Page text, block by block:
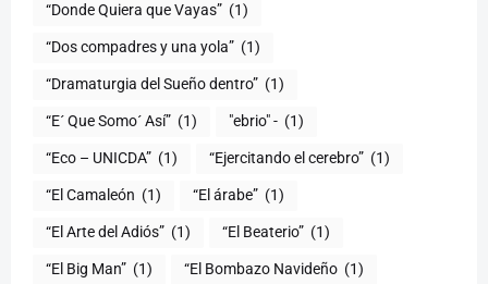
“Donde Quiera que Vayas” (1)
“Dos compadres y una yola” (1)
“Dramaturgia del Sueño dentro” (1)
“E´ Que Somo´ Así” (1) "ebrio" - (1)
“Eco – UNICDA” (1) “Ejercitando el cerebro” (1)
“El Camaleón (1) “El árabe” (1)
“El Arte del Adiós” (1) “El Beaterio” (1)
“El Big Man” (1) “El Bombazo Navideño (1)